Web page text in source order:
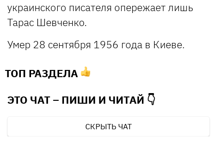
украинского писателя опережает лишь
Тарас Шевченко.
Умер 28 сентября 1956 года в Киеве.
ТОП РАЗДЕЛА
ЭТО ЧАТ – ПИШИ И ЧИТАЙ 👇
СКРЫТЬ ЧАТ